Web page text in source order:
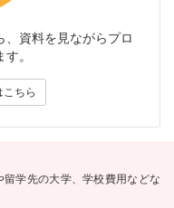
、資料を見ながらプロ
。
ちら
学先の大学、学校費用などな